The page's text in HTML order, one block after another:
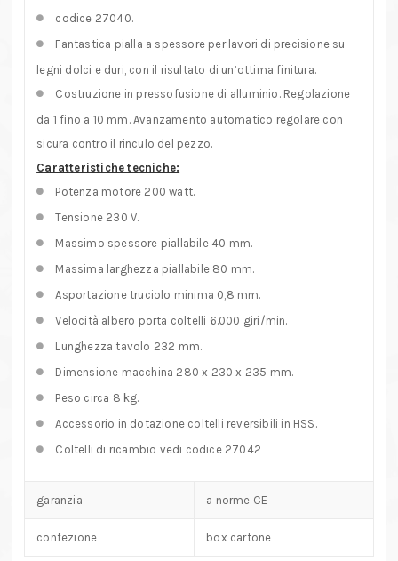
codice 27040.
Fantastica pialla a spessore per lavori di precisione su
legni dolci e duri, con il risultato di un’ottima finitura.
Costruzione in pressofusione di alluminio. Regolazione
da 1 fino a 10 mm. Avanzamento automatico regolare con
sicura contro il rinculo del pezzo.
Caratteristiche tecniche:
Potenza motore 200 watt.
Tensione 230 V.
Massimo spessore piallabile 40 mm.
Massima larghezza piallabile 80 mm.
Asportazione truciolo minima 0,8 mm.
Velocità albero porta coltelli 6.000 giri/min.
Lunghezza tavolo 232 mm.
Dimensione macchina 280 x 230 x 235 mm.
Peso circa 8 kg.
Accessorio in dotazione coltelli reversibili in HSS.
Coltelli di ricambio vedi codice 27042
garanzia a norme CE
confezione box cartone